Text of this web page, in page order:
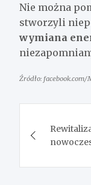
Nie można
stworzyli
wymiana
Źródło: facebook.com/
wpisu